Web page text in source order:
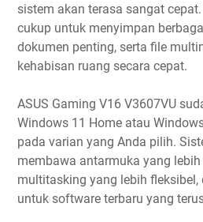
sistem akan terasa sangat
cukup untuk menyimpan
dokumen penting, serta file
kehabisan ruang secara cepat.
ASUS Gaming V16 V3607VU
Windows 11 Home atau
pada varian yang Anda pilih.
membawa antarmuka yang
multitasking yang lebih fleksibel,
untuk software terbaru yang